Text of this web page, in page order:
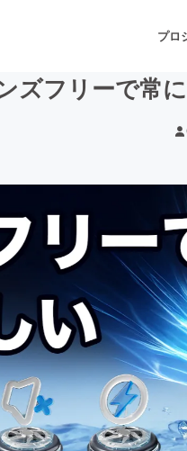
プロ
ット ゲーム・
書籍・雑
チャレン
化
ンズフリーで常